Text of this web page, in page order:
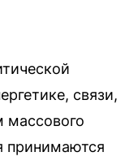
связи,
массового
принимаются